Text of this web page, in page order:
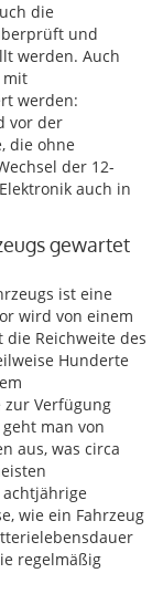
die
und
werden. Auch
mit
werden:
vor der
die ohne
der 12-
auch in
gewartet
ist eine
wird von einem
Reichweite des
Hunderte
Verfügung
man von
aus, was circa
wie ein Fahrzeug
regelmäßig